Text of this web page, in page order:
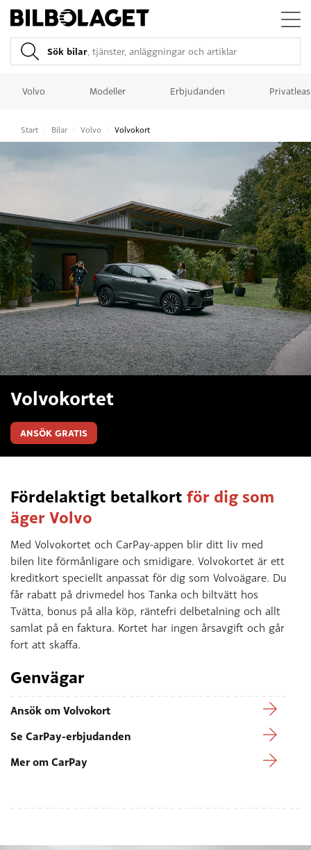
Sök bilar, tjänster, anläggningar och artiklar
Volvo Modeller Erbjudanden
Start Bilar Volvo Volvokort
Volvokortet
ANSÖK GRATIS
Fördelaktigt betalkort för dig som
äger Volvo
Med Volvokortet och CarPay-appen blir ditt liv med
bilen lite förmånligare och smidigare. Volvokortet är ett
kreditkort speciellt anpassat för dig som Volvoägare. Du
får rabatt på drivmedel hos Tanka och biltvätt hos
Tvätta, bonus på alla köp, räntefri delbetalning och allt
samlat på en faktura. Kortet har ingen årsavgift och går
fort att skaffa.
Genvägar
Ansök om Volvokort
Se CarPay-erbjudanden
Mer om CarPay